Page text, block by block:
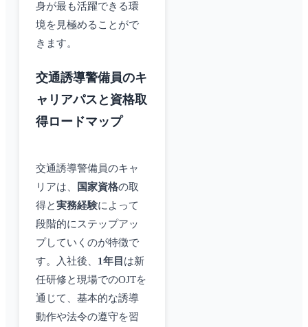
身が最も活躍できる環
境を見極めることがで
きます。
交通誘導警備員のキ
ャリアパスと資格取
得ロードマップ
交通誘導警備員のキャ
リアは、
国家資格の取
得と実務経験によって
段階的にステップアッ
プしていくのが特徴で
す。入社後、 1年目 は新
任研修と現場でのOJTを
通じて、基本的な誘導
動作や法令の遵守を習